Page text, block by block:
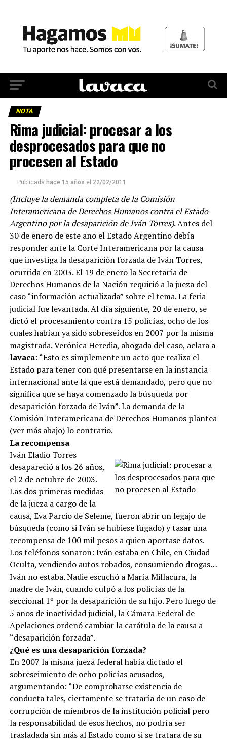
NOTA
Rima judicial: procesar a los
desprocesados para que no
procesen al Estado
Publicada hace 15 años el 22/02/2011
(Incluye la demanda completa de la Comisión
Interamericana de Derechos Humanos contra el Estado
Argentino por la desaparición de Iván Torres). Antes del
30 de enero de este año el Estado Argentino debía
responder ante la Corte Interamericana por la causa
que investiga la desaparición forzada de Iván Torres,
ocurrida en 2003. El 19 de enero la Secretaría de
Derechos Humanos de la Nación requirió a la jueza del
caso “información actualizada” sobre el tema. La feria
judicial fue levantada. Al día siguiente, 20 de enero, se
dictó el procesamiento contra 15 policías, ocho de los
cuales habían ya sido sobreseídos en 2007 por la misma
magistrada. Verónica Heredia, abogada del caso, aclara a
lavaca: “Esto es simplemente un acto que realiza el
Estado para tener con qué presentarse en la instancia
internacional ante la que está demandado, pero que no
significa que se haya comenzado la búsqueda por
desaparición forzada de Iván”. La demanda de la
Comisión Interamericana de Derechos Humanos plantea
(ver más abajo) lo contrario.
La recompensa
Iván Eladio Torres
desapareció a los 26 años,
el 2 de octubre de 2003.
Las dos primeras medidas
de la jueza a cargo de la
causa, Eva Parcio de Seleme, fueron abrir un legajo de
búsqueda (como si Iván se hubiese fugado) y tasar una
recompensa de 100 mil pesos a quien aportase datos.
Los teléfonos sonaron: Iván estaba en Chile, en Ciudad
Oculta, vendiendo autos robados, consumiendo drogas…
Iván no estaba. Nadie escuchó a María Millacura, la
madre de Iván, cuando culpó a los policías de la
seccional 1º por la desaparición de su hijo. Pero luego de
5 años de inactividad judicial, la Cámara Federal de
Apelaciones ordenó cambiar la carátula de la causa a
“desaparición forzada”.
¿Qué es una desaparición forzada?
En 2007 la misma jueza federal había dictado el
sobreseimiento de ocho policías acusados,
argumentando: “De comprobarse existencia de
conducta tales, ciertamente se trataría de un caso de
corrupción de miembros de la institución policial pero
la responsabilidad de esos hechos, no podría ser
trasladada sin más al Estado como si se tratara de su